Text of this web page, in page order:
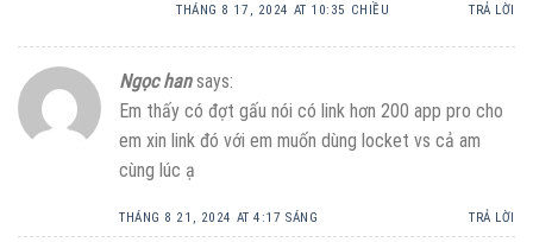
THÁNG 8 17, 2024 AT 10:35 CHIỀU TRẢ LỜI
Ngọc han says:
Em thấy có đợt gấu nói có link hơn 200 app pro cho
em xin link đó với em muốn dùng locket vs cả am
cùng lúc ạ
THÁNG 8 21, 2024 AT 4:17 SÁNG TRẢ LỜI